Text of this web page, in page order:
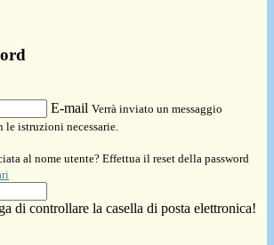
E-mail Verrà inviato un messaggio
istruzioni necessarie.
al nome utente? Effettua il reset della password
di controllare la casella di posta elettronica!